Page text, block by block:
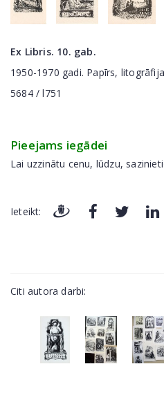
Ex Libris. 10. gab.
1950-1970 gadi. Papīrs,
5684 / l751
Pieejams iegādei
Lai uzzinātu cenu, lūdzu,
Ieteikt:
Citi autora darbi: